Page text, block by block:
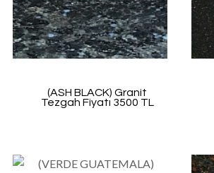
(ASH BLACK) Granit
Tezgah Fiyatı 3500 TL